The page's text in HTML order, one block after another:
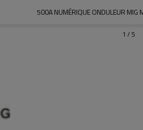
500A NUMÉRIQUE ONDULEUR MIG
1 / 5